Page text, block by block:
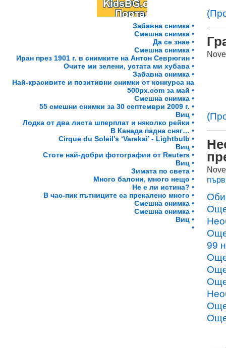
Още
99
Забавна снимка •
Смешна снимка •
Да се знае •
Смешна снимка •
Иран през 1901 г. в снимките на Антон Севрюгин •
Очите ми зелени, устата ми хубава •
Забавна снимка •
Най-красивите и позитивни снимки от конкурса на
500px.com за май •
Смешна снимка •
55 смешни снимки за 30 септември 2009 г. •
Виц •
Лодка от два листа шперплат и няколко рейки •
В Канада падна сняг… •
Cirque du Soleil’s ‘Varekai’ - Lightbulb •
Виц •
Стоте най-добри фотографии от Reuters •
Виц •
Зимата по света •
Много балони, много нещо •
Не е ли истина? •
В час-пик пътниците са прекалено много •
Смешна снимка •
Смешна снимка •
Виц •
•